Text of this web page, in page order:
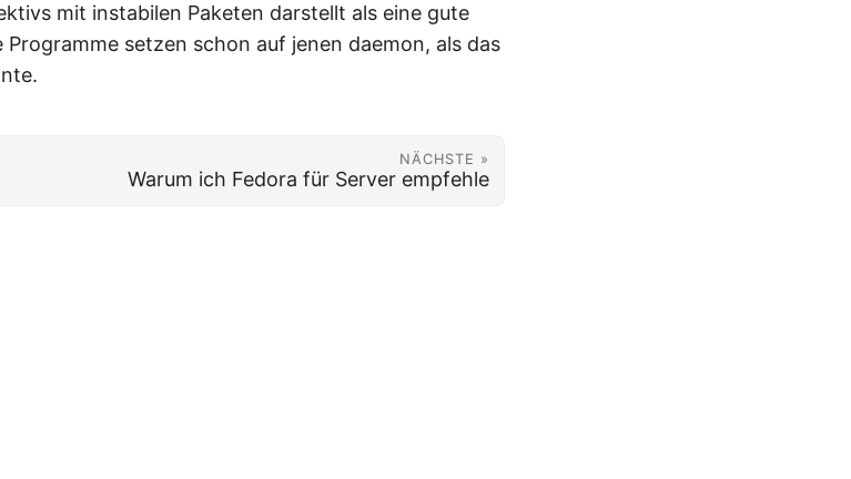
mit instabilen Paketen darstellt als eine gute
setzen schon auf jenen daemon, als das
NÄCHSTE »
Warum ich Fedora für Server empfehle